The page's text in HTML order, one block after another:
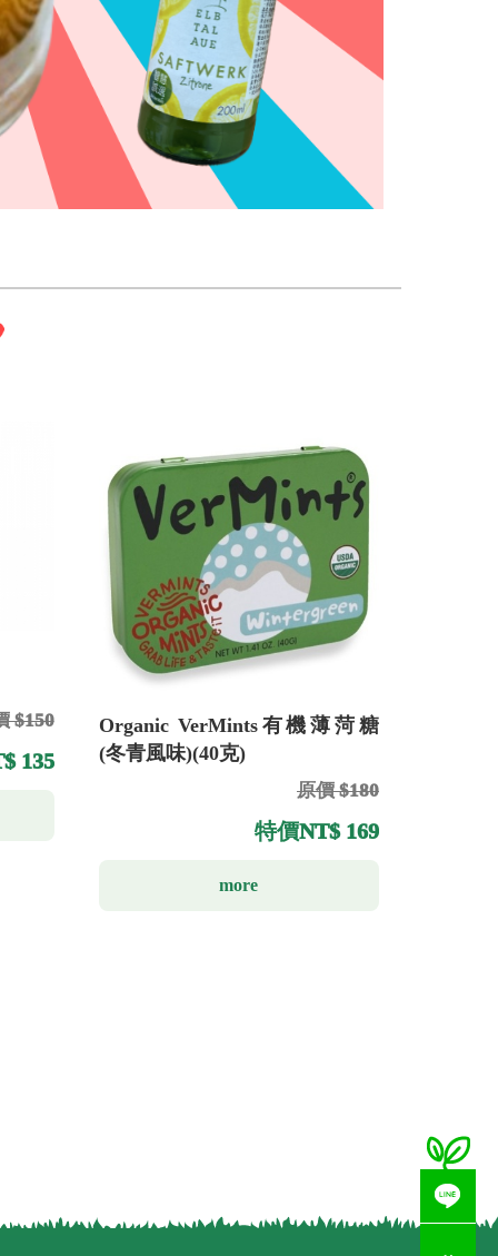
$150
135
Organic VerMints有機薄菏糖
(冬青風味)(40克)
原價 $180
特價NT$ 169
more